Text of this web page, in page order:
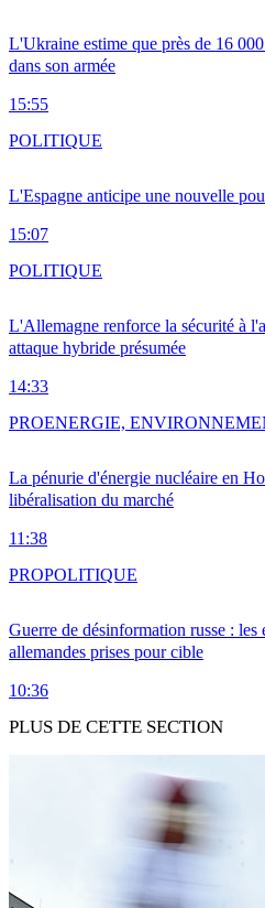
L'Ukraine estime que près de 16
dans son armée
15:55
L'Espagne anticipe une nouvelle
15:07
POLITIQUE
L'Allemagne renforce la sécurité à
attaque hybride présumée
14:33
POLITIQUE
La pénurie d'énergie nucléaire en
libéralisation du marché
11:38
PROENERGIE,
Guerre de désinformation russe : les
allemandes prises pour cible
10:36
PROPOLITIQUE
PLUS DE CETTE SECTION